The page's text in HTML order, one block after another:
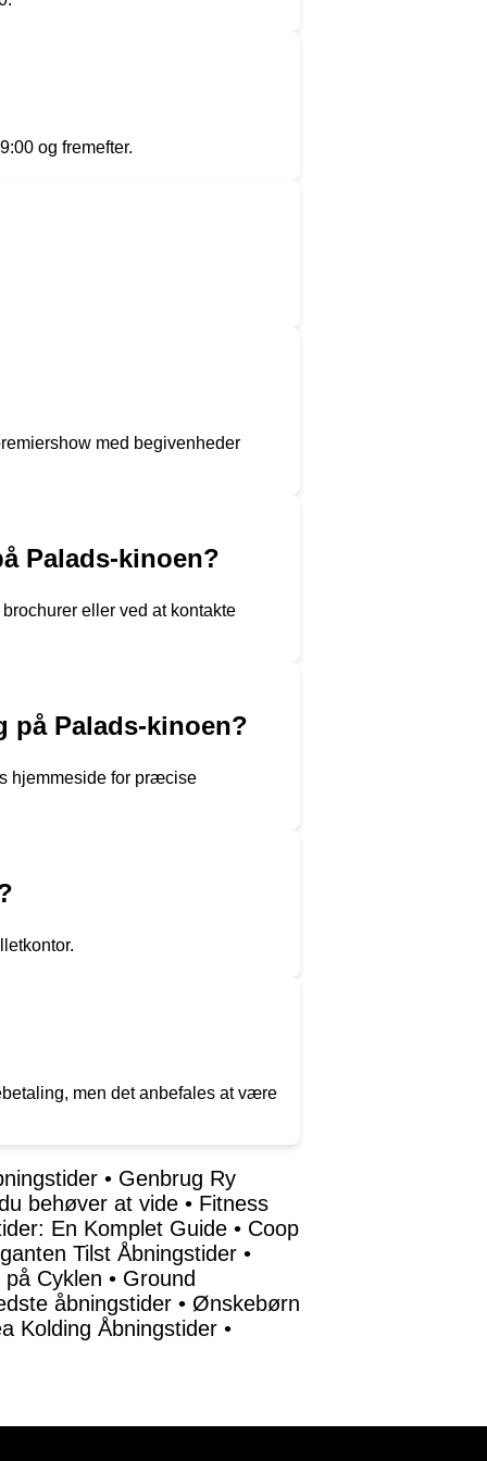
og fremefter.
med begivenheder
Palads-kinoen?
eller ved at kontakte
Palads-kinoen?
hjemmeside for præcise
men det anbefales at være
• Genbrug Ry
behøver at vide • Fitness
En Komplet Guide • Coop
Tilst Åbningstider •
Cyklen • Ground
åbningstider • Ønskebørn
Kolding Åbningstider •